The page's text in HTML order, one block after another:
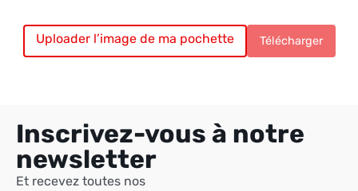
Chargement du vinyle…
Uploader l’image de ma pochette Télécharger
Inscrivez-vous à notre
newsletter
Et recevez toutes nos